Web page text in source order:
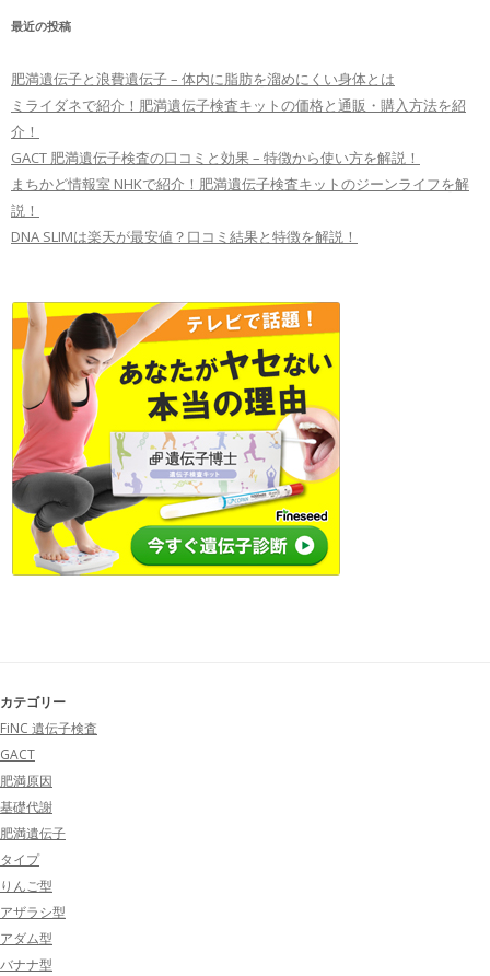
最近の投稿
肥満遺伝子と浪費遺伝子 – 体内に脂肪を溜めにくい身体とは
ミライダネで紹介！肥満遺伝子検査キットの価格と通販・購入方法を紹
介！
GACT 肥満遺伝子検査の口コミと効果 – 特徴から使い方を解説！
まちかど情報室 NHKで紹介！肥満遺伝子検査キットのジーンライフを解
説！
DNA SLIMは楽天が最安値？口コミ結果と特徴を解説！
カテゴリー
FiNC 遺伝子検査
GACT
肥満原因
基礎代謝
肥満遺伝子
タイプ
りんご型
アザラシ型
アダム型
バナナ型